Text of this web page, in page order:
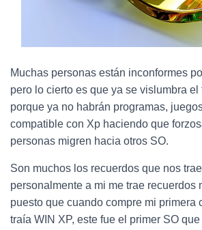
Muchas personas están inconformes
pero lo cierto es que ya se vislumbra el
porque ya no habrán programas,
compatible con Xp haciendo que
personas migren hacia otros SO.
Son muchos los recuerdos que nos
personalmente a mi me trae recuerdos
puesto que cuando compre mi primera
traía WIN XP, este fue el primer SO